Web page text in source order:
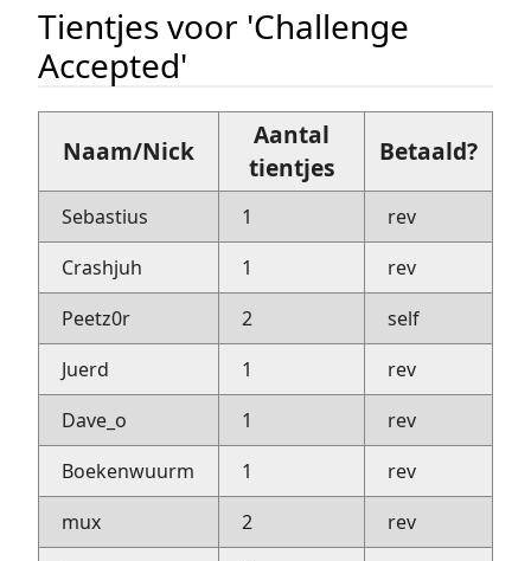
Tientjes voor 'Challenge
Accepted'
Naam/Nick
Aantal
tientjes
Betaald?
Sebastius 1
rev
Crashjuh
1
rev
Peetz0r
2
self
Juerd
1
rev
Dave_o
1
rev
Boekenwuurm
1
rev
mux
2
rev